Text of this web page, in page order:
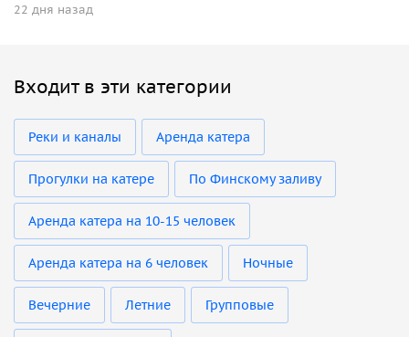
22 дня назад
Входит в эти категории
Реки и каналы Аренда катера
Прогулки на катере По Финскому заливу
Аренда катера на 10-15 человек
Аренда катера на 6 человек Ночные
Вечерние Летние Групповые